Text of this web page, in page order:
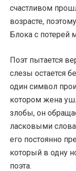
счастливом
возрасте,
Блока с потерей
Поэт пытается
слезы остается
один символ
котором жена
злобы, он
ласковыми
его постоянно
который в одну
поэта.